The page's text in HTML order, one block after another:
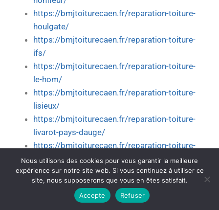
https://bmjtoiturecaen.fr/reparation-toiture-
houlgate/
https://bmjtoiturecaen.fr/reparation-toiture-
ifs/
https://bmjtoiturecaen.fr/reparation-toiture-
le-hom/
https://bmjtoiturecaen.fr/reparation-toiture-
lisieux/
https://bmjtoiturecaen.fr/reparation-toiture-
livarot-pays-dauge/
https://bmjtoiturecaen.fr/reparation-toiture-
luc-sur-mer/
https://bmjtoiturecaen.fr/reparation-toiture-
mezidon-vallee-dauge/
https://bmjtoiturecaen.fr/reparation-toiture-
Nous utilisons des cookies pour vous garantir la meilleure
expérience sur notre site web. Si vous continuez à utiliser ce
site, nous supposerons que vous en êtes satisfait.
Accepte
Refuser